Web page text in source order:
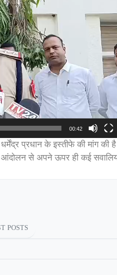
00:42
प्रधान के इस्तीफे की मांग की
से अपने ऊपर ही कई
POSTS